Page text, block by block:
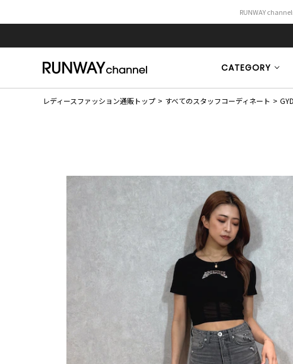
RUNWAY
CATEGORY
レディースファッション通販トップ すべてのスタッフコーディネート